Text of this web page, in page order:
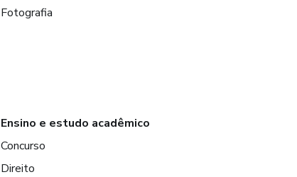
Fotografia
Ensino e estudo acadêmico
Concurso
Direito